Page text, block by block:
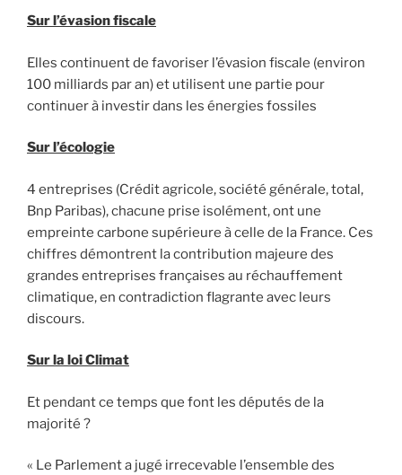
Sur l’évasion fiscale
Elles continuent de favoriser l’évasion fiscale (environ
100 milliards par an) et utilisent une partie pour
continuer à investir dans les énergies fossiles
Sur l’écologie
4 entreprises (Crédit agricole, société générale, total,
Bnp Paribas), chacune prise isolément, ont une
empreinte carbone supérieure à celle de la France. Ces
chiffres démontrent la contribution majeure des
grandes entreprises françaises au réchauffement
climatique, en contradiction flagrante avec leurs
discours.
Sur la loi Climat
Et pendant ce temps que font les députés de la
majorité ?
« Le Parlement a jugé irrecevable l’ensemble des